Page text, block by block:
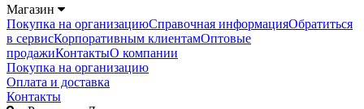
Магазин
Покупка на организациюСправочная информацияОбратиться
в сервисКорпоративным клиентамОптовые
продажиКонтактыО компании
Покупка на организацию
Оплата и доставка
Контакты